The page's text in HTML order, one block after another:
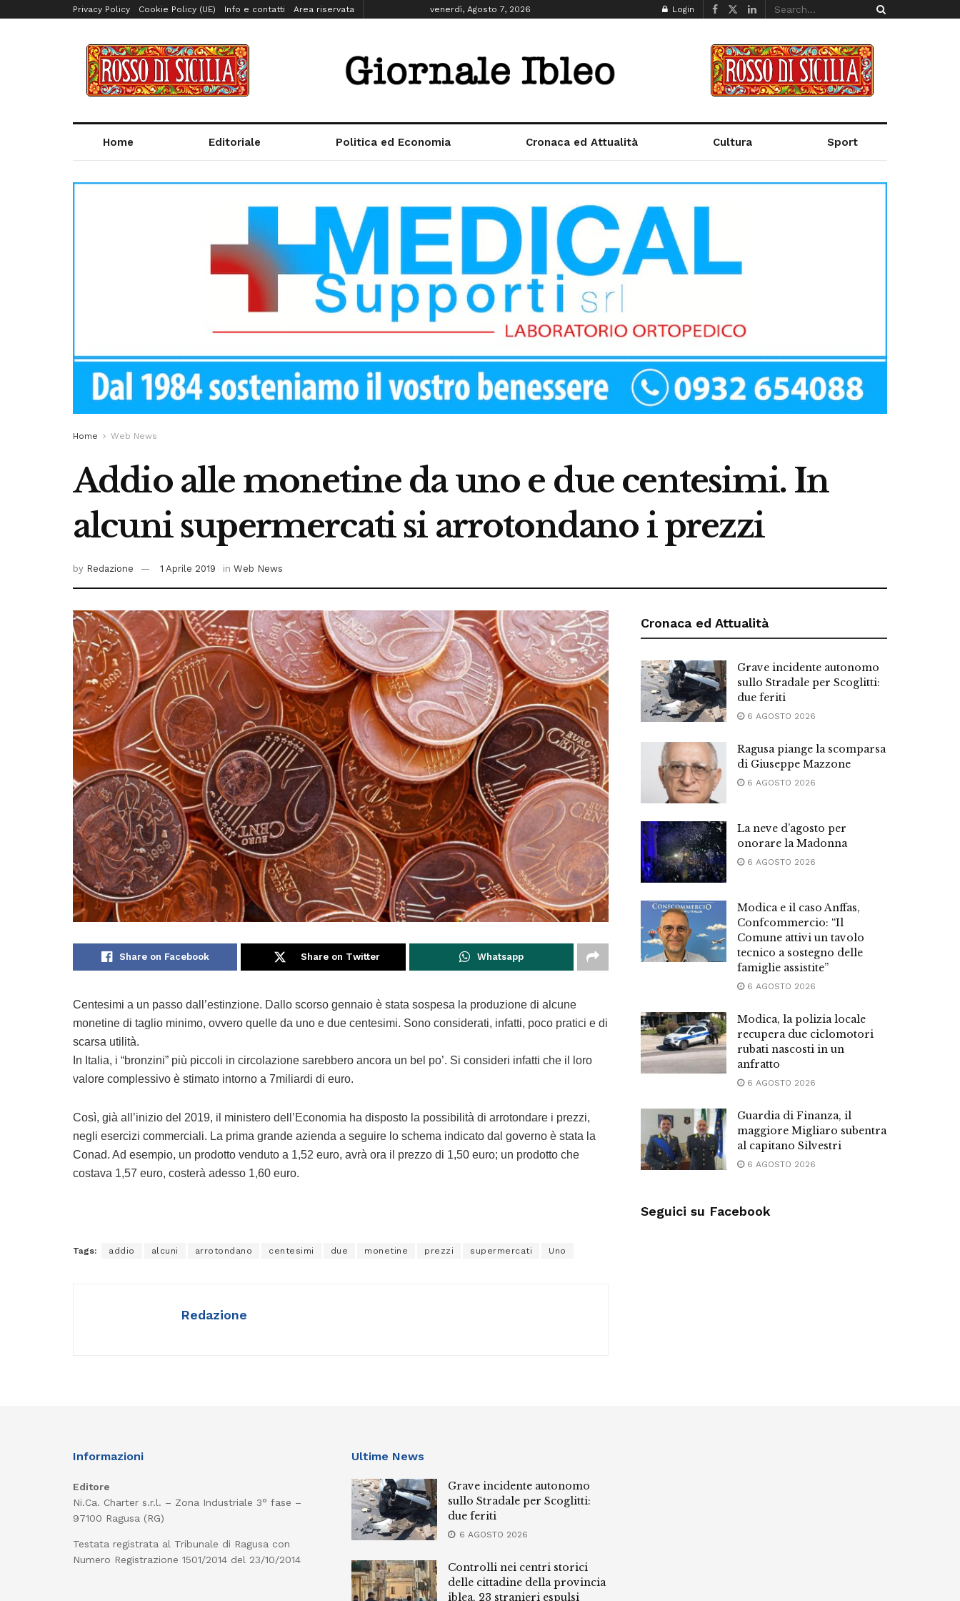
Privacy Policy Cookie Policy (UE) Info e contatti Area riservata venerdì, Agosto 7, 2026 Login
Home Editoriale Politica ed Economia Cronaca ed Attualità Cultura Sport
Home Web News
Addio alle monetine da uno e due centesimi. In
alcuni supermercati si arrotondano i prezzi
by Redazione 1 Aprile 2019 in Web News
Share on Facebook Share on Twitter Whatsapp
Centesimi a un passo dall’estinzione. Dallo scorso gennaio è stata sospesa la produzione di alcune
monetine di taglio minimo, ovvero quelle da uno e due centesimi. Sono considerati, infatti, poco pratici e di
scarsa utilità.
In Italia, i “bronzini” più piccoli in circolazione sarebbero ancora un bel po’. Si consideri infatti che il loro
valore complessivo è stimato intorno a 7miliardi di euro.
Così, già all’inizio del 2019, il ministero dell’Economia ha disposto la possibilità di arrotondare i prezzi,
negli esercizi commerciali. La prima grande azienda a seguire lo schema indicato dal governo è stata la
Conad. Ad esempio, un prodotto venduto a 1,52 euro, avrà ora il prezzo di 1,50 euro; un prodotto che
costava 1,57 euro, costerà adesso 1,60 euro.
Tags: addio alcuni arrotondano centesimi due monetine prezzi supermercati Uno
Redazione
Cronaca ed Attualità
Grave incidente autonomo
sullo Stradale per Scoglitti:
due feriti
6 AGOSTO 2026
Ragusa piange la scomparsa
di Giuseppe Mazzone
6 AGOSTO 2026
La neve d’agosto per
onorare la Madonna
6 AGOSTO 2026
Modica e il caso Anffas,
Confcommercio: “Il
Comune attivi un tavolo
tecnico a sostegno delle
famiglie assistite”
6 AGOSTO 2026
Modica, la polizia locale
recupera due ciclomotori
rubati nascosti in un
anfratto
6 AGOSTO 2026
Guardia di Finanza, il
maggiore Migliaro subentra
al capitano Silvestri
6 AGOSTO 2026
Seguici su Facebook
Informazioni
Editore
Ni.Ca. Charter s.r.l. – Zona Industriale 3° fase –
97100 Ragusa (RG)
Testata registrata al Tribunale di Ragusa con
Numero Registrazione 1501/2014 del 23/10/2014
Ultime News
Grave incidente autonomo
sullo Stradale per Scoglitti:
due feriti
6 AGOSTO 2026
Controlli nei centri storici
delle cittadine della provincia
iblea, 23 stranieri espulsi